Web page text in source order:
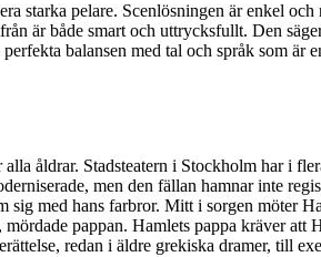
starka pelare. Scenlösningen är enkel
är både smart och uttrycksfullt. Den
balansen med tal och språk som
åldrar. Stadsteatern i Stockholm har i
men den fällan hamnar inte
sig med hans farbror. Mitt i sorgen möter
pappan. Hamlets pappa kräver
redan i äldre grekiska dramer, till